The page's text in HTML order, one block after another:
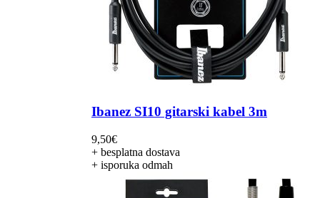
Ibanez SI10 gitarski kabel 3m
9,50€
+ besplatna dostava
+ isporuka odmah